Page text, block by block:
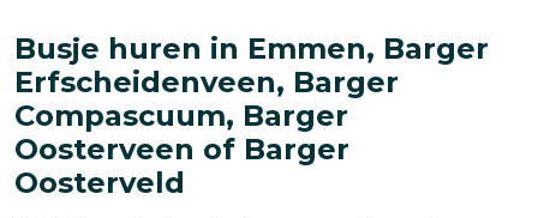
Busje huren in Emmen, Barger
Erfscheidenveen, Barger
Compascuum, Barger
Oosterveen of Barger
Oosterveld